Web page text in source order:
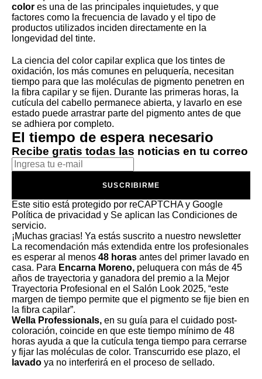
color es una de las principales inquietudes, y que
factores como la frecuencia de lavado y el tipo de
productos utilizados inciden directamente en la
longevidad del tinte.
La ciencia del color capilar explica que los tintes de
oxidación, los más comunes en peluquería, necesitan
tiempo para que las moléculas de pigmento penetren en
la fibra capilar y se fijen. Durante las primeras horas, la
cutícula del cabello permanece abierta, y lavarlo en ese
estado puede arrastrar parte del pigmento antes de que
se adhiera por completo.
El tiempo de espera necesario
Recibe gratis todas las noticias en tu correo
SUSCRIBIRME
Este sitio está protegido por reCAPTCHA y Google
Política de privacidad y Se aplican las Condiciones de
servicio.
¡Muchas gracias! Ya estás suscrito a nuestro newsletter
La recomendación más extendida entre los profesionales
es esperar al menos 48 horas antes del primer lavado en
casa. Para Encarna Moreno, peluquera con más de 45
años de trayectoria y ganadora del premio a la Mejor
Trayectoria Profesional en el Salón Look 2025, “este
margen de tiempo permite que el pigmento se fije bien en
la fibra capilar”.
Wella Professionals, en su guía para el cuidado post-
coloración, coincide en que este tiempo mínimo de 48
horas ayuda a que la cutícula tenga tiempo para cerrarse
y fijar las moléculas de color. Transcurrido ese plazo, el
lavado ya no interferirá en el proceso de sellado.